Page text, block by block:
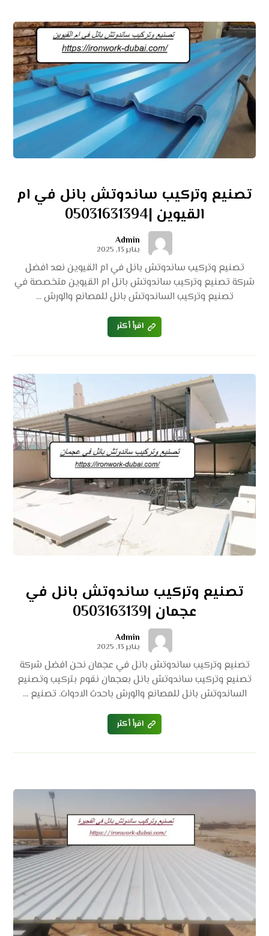
تصنيع وتركيب ساندوتش بانل في ام
القيوين |05031631394
Admin
يناير 13, 2025
تصنيع وتركيب ساندوتش بانل في ام القيوين نعد افضل
شركة تصنيع وتركيب ساندوتش بانل ام القيوين متخصصة في
تصنيع وتركيب الساندوتش بانل للمصانع والورش ...
اقرأ أكثر
تصنيع وتركيب ساندوتش بانل في
عجمان |0503163139
Admin
يناير 13, 2025
تصنيع وتركيب ساندوتش بانل في عجمان نحن افضل شركة
تصنيع وتركيب ساندوتش بانل بعجمان نقوم بتركيب وتصنيع
الساندوتش بانل للمصانع والورش باحدث الادوات. تصنيع ...
اقرأ أكثر